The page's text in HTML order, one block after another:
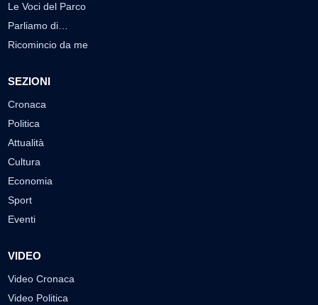
Le Voci del Parco
Parliamo di…
Ricomincio da me
SEZIONI
Cronaca
Politica
Attualità
Cultura
Economia
Sport
Eventi
VIDEO
Video Cronaca
Video Politica